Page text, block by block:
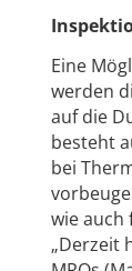
Eine
werden
auf die
besteht
bei
wie auch
„Derzeit